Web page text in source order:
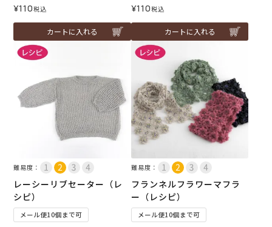
¥110税込
カートに入れる
¥110税込
カートに入れる
難易度：
レーシーリブセーター（レ
シピ）
メール便10個まで可
難易度：
フランネルフラワーマフラ
ー（レシピ）
メール便10個まで可